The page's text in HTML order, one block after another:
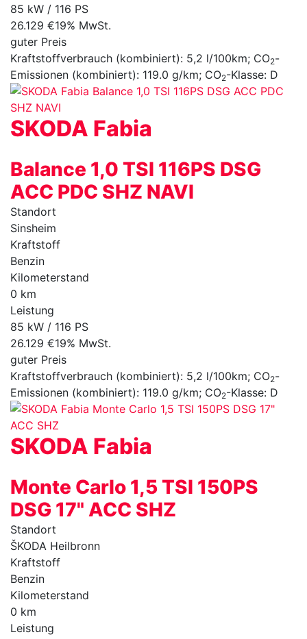
85 kW / 116 PS
26.129 €19% MwSt.
guter Preis
Kraftstoffverbrauch (kombiniert): 5,2 l/100km; CO2-
Emissionen (kombiniert): 119.0 g/km; CO2-Klasse: D
SKODA Fabia
Balance 1,0 TSI 116PS DSG
ACC PDC SHZ NAVI
Standort
Sinsheim
Kraftstoff
Benzin
Kilometerstand
0 km
Leistung
85 kW / 116 PS
26.129 €19% MwSt.
guter Preis
Kraftstoffverbrauch (kombiniert): 5,2 l/100km; CO2-
Emissionen (kombiniert): 119.0 g/km; CO2-Klasse: D
SKODA Fabia
Monte Carlo 1,5 TSI 150PS
DSG 17" ACC SHZ
Standort
ŠKODA Heilbronn
Kraftstoff
Benzin
Kilometerstand
0 km
Leistung